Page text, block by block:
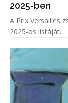
2025-ben
A Prix Versailles
2025-ös listáját.